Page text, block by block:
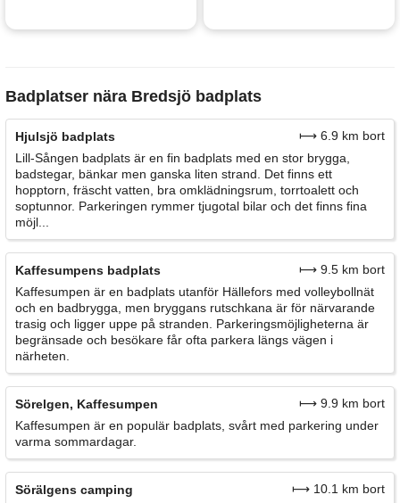
Badplatser nära Bredsjö badplats
Hjulsjö badplats
⟼ 6.9 km bort
Lill-Sången badplats är en fin badplats med en stor brygga,
badstegar, bänkar men ganska liten strand. Det finns ett
hopptorn, fräscht vatten, bra omklädningsrum, torrtoalett och
soptunnor. Parkeringen rymmer tjugotal bilar och det finns fina
möjl...
Kaffesumpens badplats
⟼ 9.5 km bort
Kaffesumpen är en badplats utanför Hällefors med volleybollnät
och en badbrygga, men bryggans rutschkana är för närvarande
trasig och ligger uppe på stranden. Parkeringsmöjligheterna är
begränsade och besökare får ofta parkera längs vägen i
närheten.
Sörelgen, Kaffesumpen
⟼ 9.9 km bort
Kaffesumpen är en populär badplats, svårt med parkering under
varma sommardagar.
Sörälgens camping
⟼ 10.1 km bort